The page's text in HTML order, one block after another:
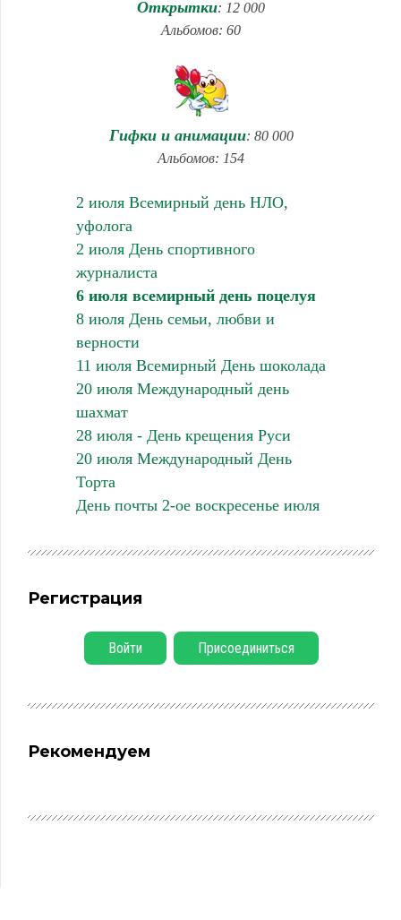
Открытки: 12 000
Альбомов: 60
Гифки и анимации: 80 000
Альбомов: 154
2 июля Всемирный день НЛО,
уфолога
2 июля День спортивного
журналиста
6 июля всемирный день поцелуя
8 июля День семьи, любви и
верности
11 июля Всемирный День шоколада
20 июля Международный день
шахмат
28 июля - День крещения Руси
20 июля Международный День
Торта
День почты 2-ое воскресенье июля
Регистрация
Войти Присоединиться
Рекомендуем